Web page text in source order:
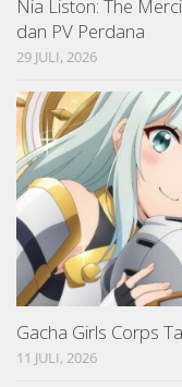
Nia Liston: The
dan PV Perdana
29 JULI, 2026
Gacha Girls Corps
11 JULI, 2026